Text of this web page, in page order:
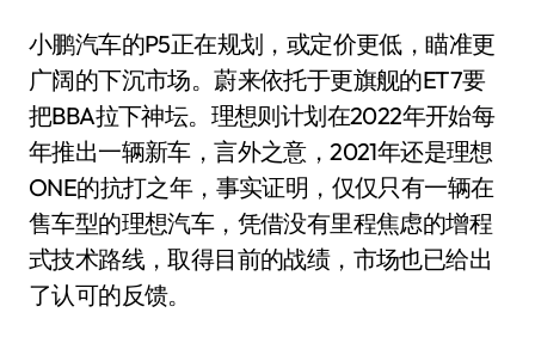
小鹏汽车的P5正在规划，或定价更低，瞄准更
广阔的下沉市场。蔚来依托于更旗舰的ET7要
把BBA拉下神坛。理想则计划在2022年开始每
年推出一辆新车，言外之意，2021年还是理想
ONE的抗打之年，事实证明，仅仅只有一辆在
售车型的理想汽车，凭借没有里程焦虑的增程
式技术路线，取得目前的战绩，市场也已给出
了认可的反馈。